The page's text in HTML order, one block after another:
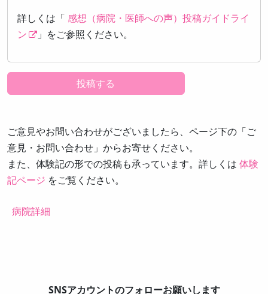
詳しくは「 感想（病院・医師への声）投稿ガイドライ
ン
」をご参照ください。
ご意見やお問い合わせがございましたら、ページ下の「ご
意見・お問い合わせ」からお寄せください。
また、体験記の形での投稿も承っています。詳しくは 体験
記ページ をご覧ください。
病院詳細
SNSアカウントのフォローお願いします